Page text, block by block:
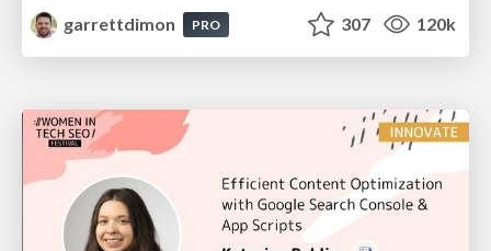
garrettdimon
PRO 307 120k